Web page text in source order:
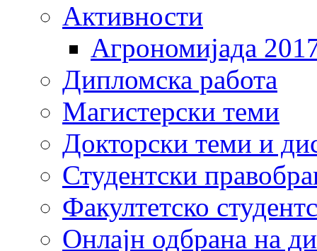
Активности
Агрономијада
Дипломска работа
Магистерски теми
Докторски теми и
Студентски
Факултетско
Онлајн одбрана на